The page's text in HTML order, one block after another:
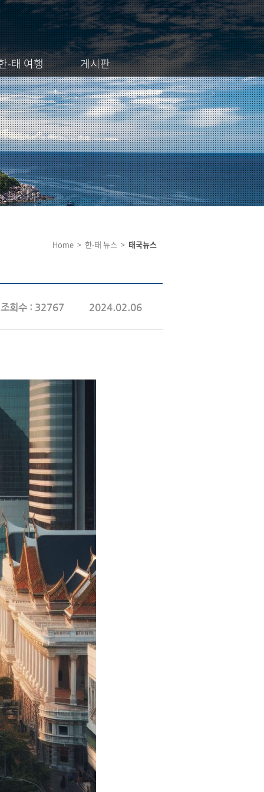
-태 여행 게시판
Home > 한-태 뉴스 > 태국뉴스
조회수 : 32767 2024.02.06